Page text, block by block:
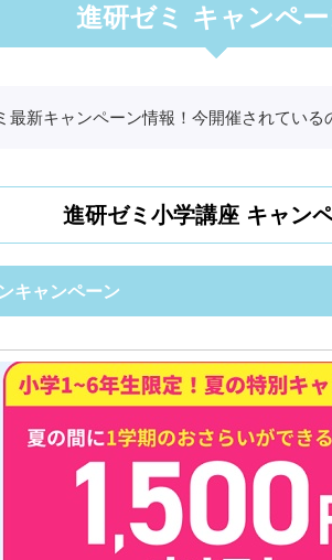
進研ゼミ キャンペ
最新キャンペーン情報！今開催されている
進研ゼミ小学講座 キャン
キャンペーン